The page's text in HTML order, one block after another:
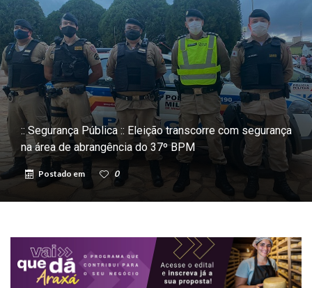
:: Segurança Pública :: Eleição transcorre com segurança
na área de abrangência do 37º BPM
Postado em 0